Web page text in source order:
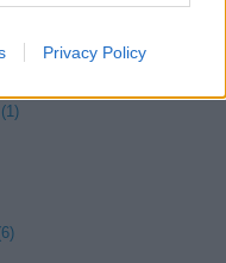
Privacy Policy